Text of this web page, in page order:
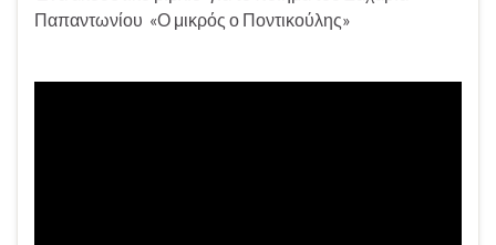
Παπαντωνίου «Ο μικρός ο Ποντικούλης»